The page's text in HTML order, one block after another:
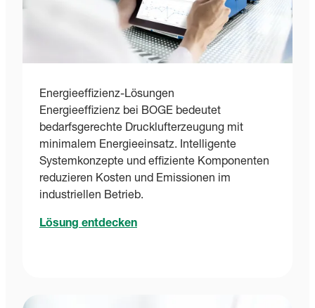
Energieeffizienz-Lösungen
Energieeffizienz bei BOGE bedeutet
bedarfsgerechte Drucklufterzeugung mit
minimalem Energieeinsatz. Intelligente
Systemkonzepte und effiziente Komponenten
reduzieren Kosten und Emissionen im
industriellen Betrieb.
Lösung entdecken